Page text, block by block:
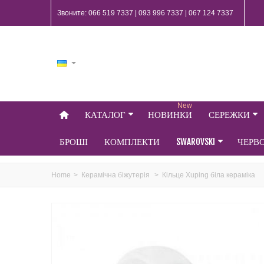
Звоните: 066 519 7337 | 093 996 7337 | 067 124 7337
КАТАЛОГ НОВИНКИ
New
СЕРЕЖКИ
БРОШІ КОМПЛЕКТИ SWAROVSKI
Home > Керамічна біжутерія > Кільце Xuping біла кераміка